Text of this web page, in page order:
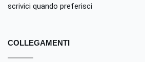
scrivici quando preferisci
COLLEGAMENTI